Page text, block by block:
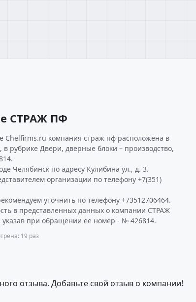
СТРАЖ ПФ
Chelfirms.ru компания страж пф расположена в
в рубрике Двери, дверные блоки – производство,
Челябинск по адресу Кулибина ул., д. 3.
организации по телефону +7(351)
уточнить по телефону +73512706464.
в представленных данных о компании СТРАЖ
при обращении ее номер - № 426814.
19 раз
отзыва. Добавьте свой отзыв о компании!